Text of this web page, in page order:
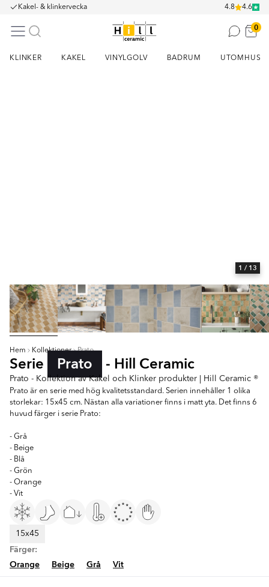
Kakel- & klinkervecka 4.8 4.6
0
KLINKER KAKEL VINYLGOLV BADRUM UTOMHUS
Hem Kollektioner Prato
Serie Prato - Hill Ceramic
Prato - Kollektion av Kakel och Klinker produkter | Hill Ceramic ®
Prato är en serie med hög kvalitetsstandard. Serien innehåller 1 olika
storlekar: 15x45 cm. Nästan alla variationer finns i matt yta. Det finns 6
huvud färger i serie Prato:
- Grå
- Beige
- Blå
- Grön
- Orange
- Vit
15x45
Färger:
Orange
Beige Grå Vit
1 / 13